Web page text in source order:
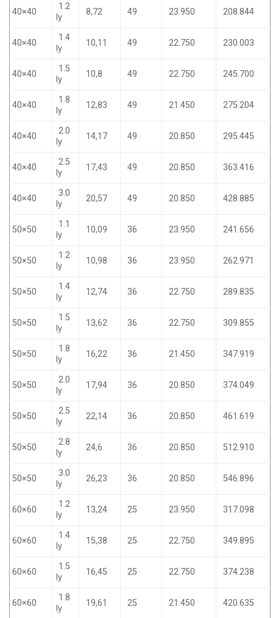
40×40
1.2
ly
8,72 49 23.950 208.844
40×40
1.4
ly
10,11 49 22.750 230.003
40×40
1.5
ly
10,8 49 22.750 245.700
40×40
1.8
ly
12,83 49 21.450 275.204
40×40
2.0
ly
14,17 49 20.850 295.445
40×40
2.5
ly
17,43 49 20.850 363.416
40×40
3.0
ly
20,57 49 20.850 428.885
50×50
1.1
ly
10,09 36 23.950 241.656
50×50
1.2
ly
10,98 36 23.950 262.971
50×50
1.4
ly
12,74 36 22.750 289.835
50×50
1.5
ly
13,62 36 22.750 309.855
50×50
1.8
ly
16,22 36 21.450 347.919
50×50
2.0
ly
17,94 36 20.850 374.049
50×50
2.5
ly
22,14 36 20.850 461.619
50×50
2.8
ly
24,6 36 20.850 512.910
50×50
3.0
ly
26,23 36 20.850 546.896
60×60
1.2
ly
13,24 25 23.950 317.098
60×60
1.4
ly
15,38 25 22.750 349.895
60×60
1.5
ly
16,45 25 22.750 374.238
60×60
1.8
ly
19,61 25 21.450 420.635